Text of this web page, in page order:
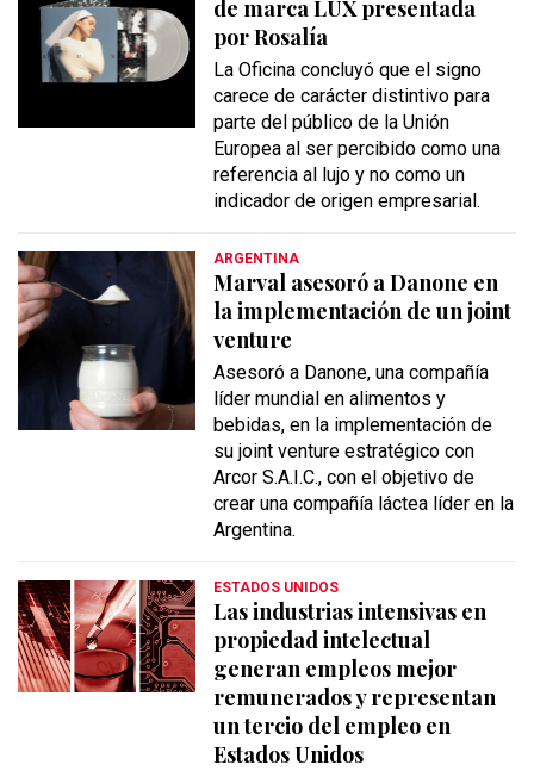
de marca LUX presentada
por Rosalía
La Oficina concluyó que el signo
carece de carácter distintivo para
parte del público de la Unión
Europea al ser percibido como una
referencia al lujo y no como un
indicador de origen empresarial.
ARGENTINA
Marval asesoró a Danone en
la implementación de un joint
venture
Asesoró a Danone, una compañía
líder mundial en alimentos y
bebidas, en la implementación de
su joint venture estratégico con
Arcor S.A.I.C., con el objetivo de
crear una compañía láctea líder en la
Argentina.
ESTADOS UNIDOS
Las industrias intensivas en
propiedad intelectual
generan empleos mejor
remunerados y representan
un tercio del empleo en
Estados Unidos